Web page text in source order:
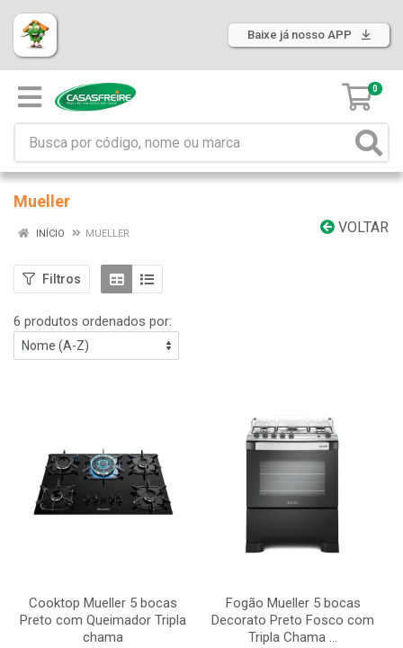
Baixe já nosso APP
0
Mueller
VOLTAR
INÍCIO MUELLER
Filtros
6 produtos ordenados por:
Cooktop Mueller 5 bocas
Preto com Queimador Tripla
chama
Fogão Mueller 5 bocas
Decorato Preto Fosco com
Tripla Chama ...